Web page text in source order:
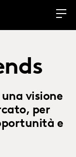
visione
per
e